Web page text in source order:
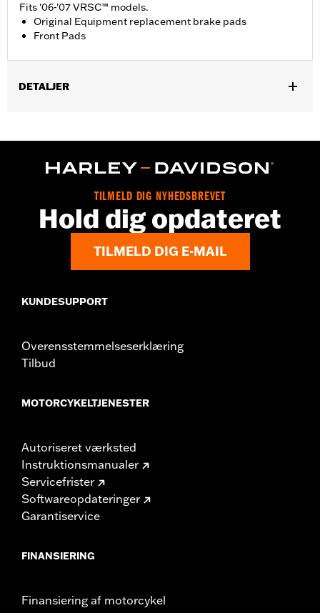
Fits '06-'07 VRSC™ models.
Original Equipment replacement brake pads
Front Pads
DETALJER
In the Box: One set of brake pads
TILMELD DIG NYHEDSBREVET
Hold dig opdateret
TILMELD DIG E-MAIL
KUNDESUPPORT
Overensstemmelseserklæring
Tilbud
MOTORCYKELTJENESTER
Autoriseret værksted
Instruktionsmanualer
Servicefrister
Softwareopdateringer
Garantiservice
FINANSIERING
Finansiering af motorcykel